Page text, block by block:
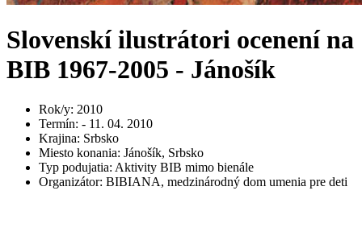
Slovenskí ilustrátori ocenení na
BIB 1967-2005 - Jánošík
Rok/y: 2010
Termín: - 11. 04. 2010
Krajina: Srbsko
Miesto konania: Jánošík, Srbsko
Typ podujatia: Aktivity BIB mimo bienále
Organizátor: BIBIANA, medzinárodný dom umenia pre deti